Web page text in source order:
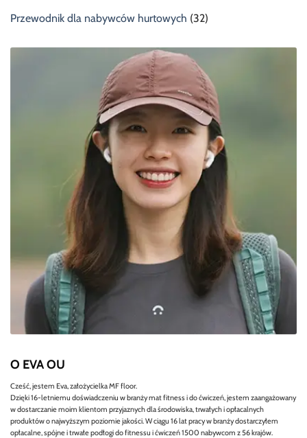
Przewodnik dla nabywców hurtowych (32)
O EVA OU
Cześć, jestem Eva, założycielka MF floor.
Dzięki 16-letniemu doświadczeniu w branży mat fitness i do ćwiczeń, jestem zaangażowany
w dostarczanie moim klientom przyjaznych dla środowiska, trwałych i opłacalnych
produktów o najwyższym poziomie jakości. W ciągu 16 lat pracy w branży dostarczyłem
opłacalne, spójne i trwałe podłogi do fitnessu i ćwiczeń 1500 nabywcom z 56 krajów.